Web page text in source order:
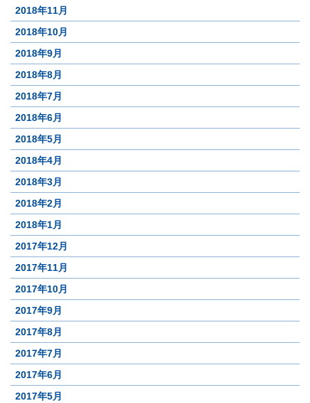
2018年11月
2018年10月
2018年9月
2018年8月
2018年7月
2018年6月
2018年5月
2018年4月
2018年3月
2018年2月
2018年1月
2017年12月
2017年11月
2017年10月
2017年9月
2017年8月
2017年7月
2017年6月
2017年5月